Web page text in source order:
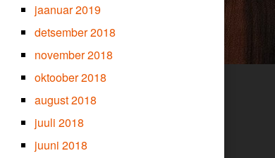
jaanuar 2019
detsember 2018
november 2018
oktoober 2018
august 2018
juuli 2018
juuni 2018